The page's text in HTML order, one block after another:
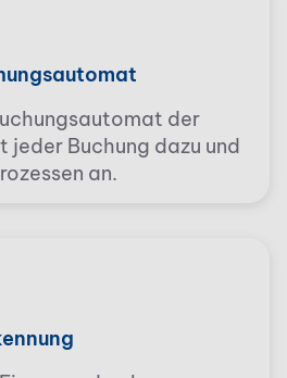
der
Buchung dazu und
an.